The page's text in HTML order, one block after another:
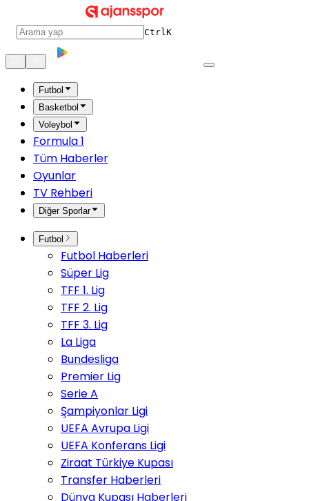
CtrlK
Futbol
Basketbol
Voleybol
Formula 1
Tüm Haberler
Oyunlar
TV Rehberi
Diğer Sporlar
Futbol
Futbol Haberleri
Süper Lig
TFF 1. Lig
TFF 2. Lig
TFF 3. Lig
La Liga
Bundesliga
Premier Lig
Serie A
Şampiyonlar Ligi
UEFA Avrupa Ligi
UEFA Konferans Ligi
Ziraat Türkiye Kupası
Transfer Haberleri
Dünya Kupası Haberleri